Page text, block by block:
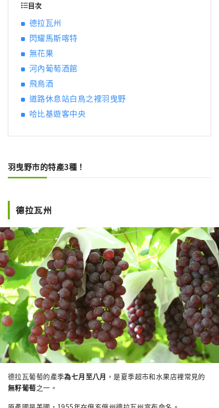
豐富的土地上吃到美味的肉…” 在這種情況
下，請訪問羽曳野。
目次
德拉瓦州
閃耀馬斯喀特
無花果
河內葡萄酒館
飛鳥酒
道路休息站白鳥之裡羽曳野
哈比基遊客中央
羽曳野市的特產3種！
德拉瓦州
德拉瓦葡萄的產季為七月至八月 ，是夏季超市和水果店裡常見的
無籽葡萄之一。